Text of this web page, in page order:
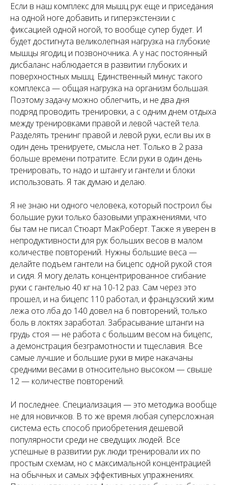
Если в наш комплекс для мышц рук еще и приседания
на одной ноге добавить и гиперэкстензии с
фиксацией одной ногой, то вообще супер будет. И
будет достигнута великолепная нагрузка на глубокие
мышцы ягодиц и позвоночника. А у нас постоянный
дисбаланс наблюдается в развитии глубоких и
поверхностных мышц. Единственный минус такого
комплекса — общая нагрузка на организм большая.
Поэтому задачу можно облегчить, и не два дня
подряд проводить тренировки, а с одним днем отдыха
между тренировками правой и левой частей тела.
Разделять тренинг правой и левой руки, если вы их в
один день тренируете, смысла нет. Только в 2 раза
больше времени потратите. Если руки в один день
тренировать, то надо и штангу и гантели и блоки
использовать. Я так думаю и делаю.
Я не знаю ни одного человека, который построил бы
большие руки только базовыми упражнениями, что
бы там не писал Стюарт МакРоберт. Также я уверен в
непродуктивности для рук больших весов в малом
количестве повторений. Нужны большие веса —
делайте подъем гантели на бицепс одной рукой стоя
и сидя. Я могу делать концентрированное сгибание
руки с гантелью 40 кг на 10-12 раз. Сам через это
прошел, и на бицепс 110 работал, и французский жим
лежа ото лба до 140 довел на 6 повторений, только
боль в локтях заработал. Забрасывание штанги на
грудь стоя — не работа с большим весом на бицепс,
а демонстрация безграмотности и тщеславия. Все
самые лучшие и большие руки в мире накачаны
средними весами в относительно высоком — свыше
12 — количестве повторений.
И последнее. Специализация — это методика вообще
не для новичков. В то же время любая суперсложная
система есть способ приобретения дешевой
популярности среди не сведущих людей. Все
успешные в развитии рук люди тренировали их по
простым схемам, но с максимальной концентрацией
на обычных и самых эффективных упражнениях.